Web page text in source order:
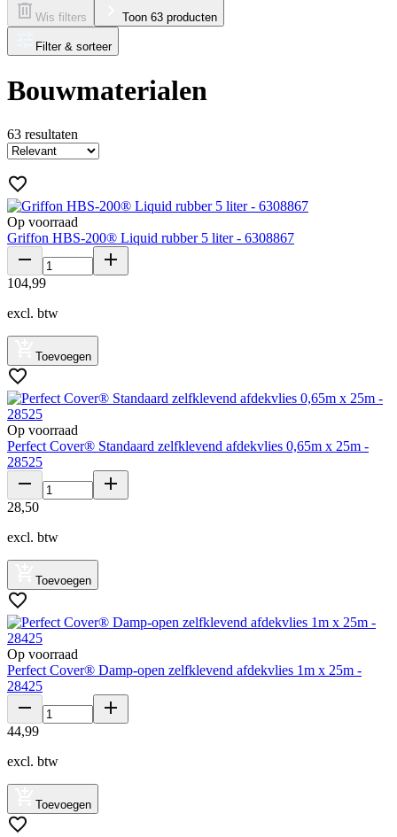
Wis filters Toon 63 producten
Filter & sorteer
Bouwmaterialen
63 resultaten
Op voorraad
Griffon HBS-200® Liquid rubber 5 liter - 6308867
104,99
excl. btw
Toevoegen
Op voorraad
Perfect Cover® Standaard zelfklevend afdekvlies 0,65m x 25m -
28525
28,50
excl. btw
Toevoegen
Op voorraad
Perfect Cover® Damp-open zelfklevend afdekvlies 1m x 25m -
28425
44,99
excl. btw
Toevoegen